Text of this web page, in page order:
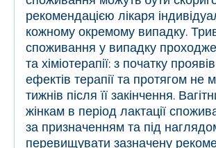
рекомендацією лікаря
кожному окремому випадку.
споживання у випадку
та хіміотерапії: з початку
ефектів терапії та протягом
тижнів після її закінчення.
жінкам в період лактації
за призначенням та під
перевищувати зазначену